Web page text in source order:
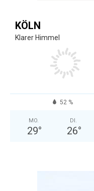
KÖLN
Klarer Himmel
52 %
MO.
29°
DI.
26°